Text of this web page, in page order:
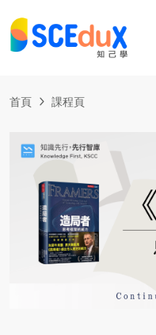
首頁 課程頁